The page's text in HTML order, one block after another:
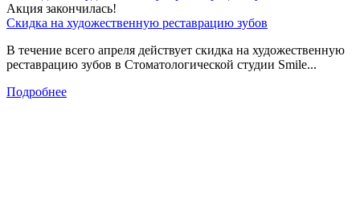
Акция закончилась!
Скидка на художественную реставрацию зубов
В течение всего апреля действует скидка на художественную
реставрацию зубов в Стоматологической студии Smile...
Подробнее